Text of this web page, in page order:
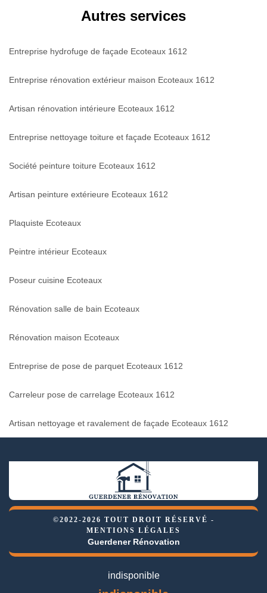
Autres services
Entreprise hydrofuge de façade Ecoteaux 1612
Entreprise rénovation extérieur maison Ecoteaux 1612
Artisan rénovation intérieure Ecoteaux 1612
Entreprise nettoyage toiture et façade Ecoteaux 1612
Société peinture toiture Ecoteaux 1612
Artisan peinture extérieure Ecoteaux 1612
Plaquiste Ecoteaux
Peintre intérieur Ecoteaux
Poseur cuisine Ecoteaux
Rénovation salle de bain Ecoteaux
Rénovation maison Ecoteaux
Entreprise de pose de parquet Ecoteaux 1612
Carreleur pose de carrelage Ecoteaux 1612
Artisan nettoyage et ravalement de façade Ecoteaux 1612
©2022-2026 TOUT DROIT RÉSERVÉ -
MENTIONS LÉGALES
Guerdener Rénovation
indisponible